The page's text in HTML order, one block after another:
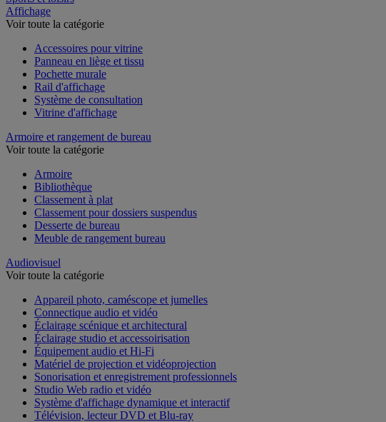
Affichage
Voir toute la catégorie
Accessoires pour vitrine
Panneau en liège et tissu
Pochette murale
Rail d'affichage
Système de consultation
Vitrine d'affichage
Armoire et rangement de bureau
Voir toute la catégorie
Armoire
Bibliothèque
Classement à plat
Classement pour dossiers suspendus
Desserte de bureau
Meuble de rangement bureau
Audiovisuel
Voir toute la catégorie
Appareil photo, caméscope et jumelles
Connectique audio et vidéo
Éclairage scénique et architectural
Éclairage studio et accessoirisation
Équipement audio et Hi-Fi
Matériel de projection et vidéoprojection
Sonorisation et enregistrement professionnels
Studio Web radio et vidéo
Système d'affichage dynamique et interactif
Télévision, lecteur DVD et Blu-ray